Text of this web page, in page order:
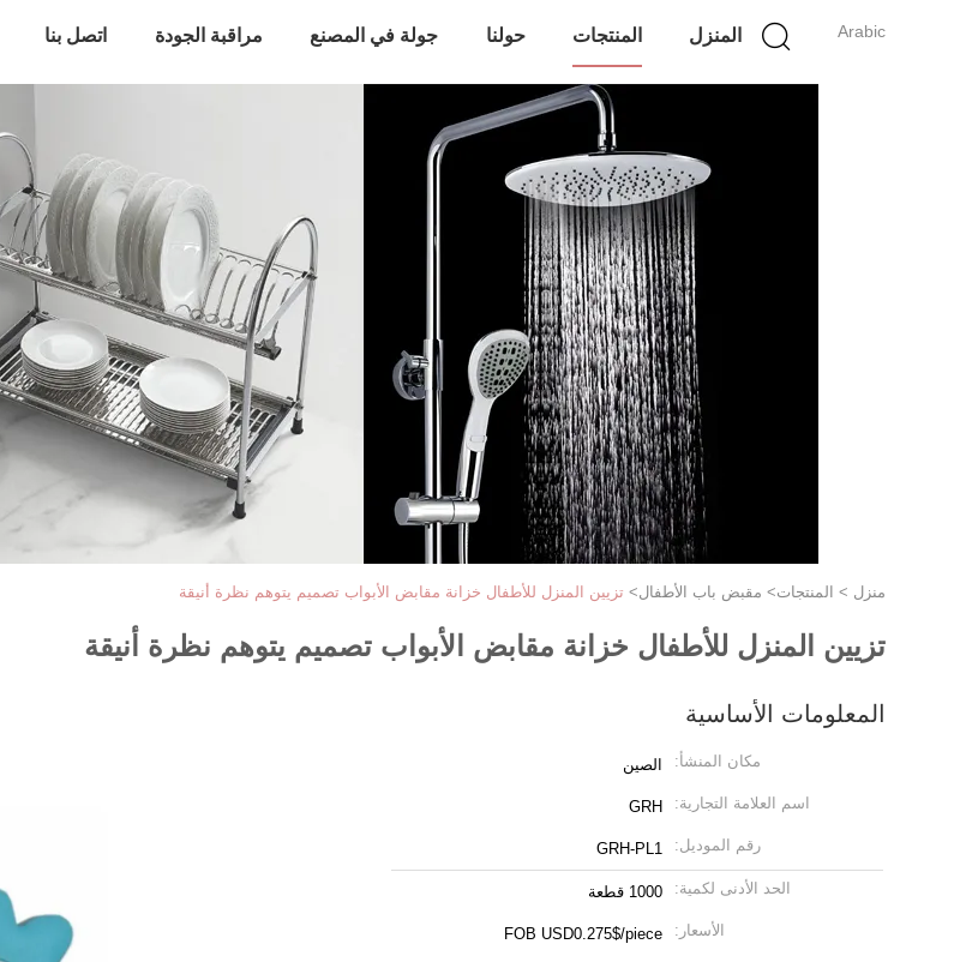
Arabic المنزل المنتجات حولنا جولة في المصنع مراقبة الجودة اتصل بنا
منزل > المنتجات> مقبض باب الأطفال> تزيين المنزل للأطفال خزانة مقابض الأبواب تصميم يتوهم نظرة أنيقة
تزيين المنزل للأطفال خزانة مقابض الأبواب تصميم يتوهم نظرة أنيقة
المعلومات الأساسية
مكان المنشأ: الصين
اسم العلامة التجارية: GRH
رقم الموديل: GRH-PL1
الحد الأدنى لكمية: 1000 قطعة
الأسعار: FOB USD0.275$/piece